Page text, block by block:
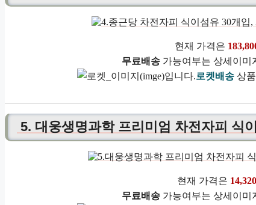
현재 가격은
무료배송 가능여부는 상세이미
로켓배송상품
5. 대웅생명과학 프리미엄 차전자피 식
현재 가격은
무료배송 가능여부는 상세이미